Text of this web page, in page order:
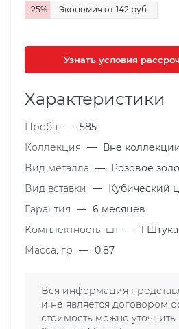
-25% Экономия от 142 руб.
Узнать условия
Характеристики
Проба — 585
Коллекция — Вне
Вид металла — Розовое
Вид вставки
— Кубический
Гарантия — 6 месяцев
Комплектность, шт — 1 Штука
Масса, гр — 0.87
Вся информация
и не является договором
стоимость можно уточнить